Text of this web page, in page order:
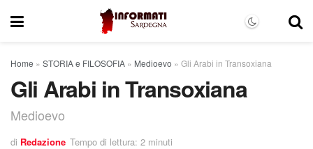
Home » STORIA e FILOSOFIA » Medioevo » Gli Arabi in Transoxiana
Gli Arabi in Transoxiana
Medioevo
di Redazione Tempo di lettura: 2 minuti